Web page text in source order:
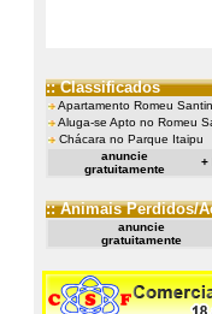
:: Classificados
Apartamento Romeu
Aluga-se Apto no Romeu
Chácara no Parque Itaipu
anuncie
gratuitamente
+
:: Animais Perdidos/
anuncie
gratuitamente